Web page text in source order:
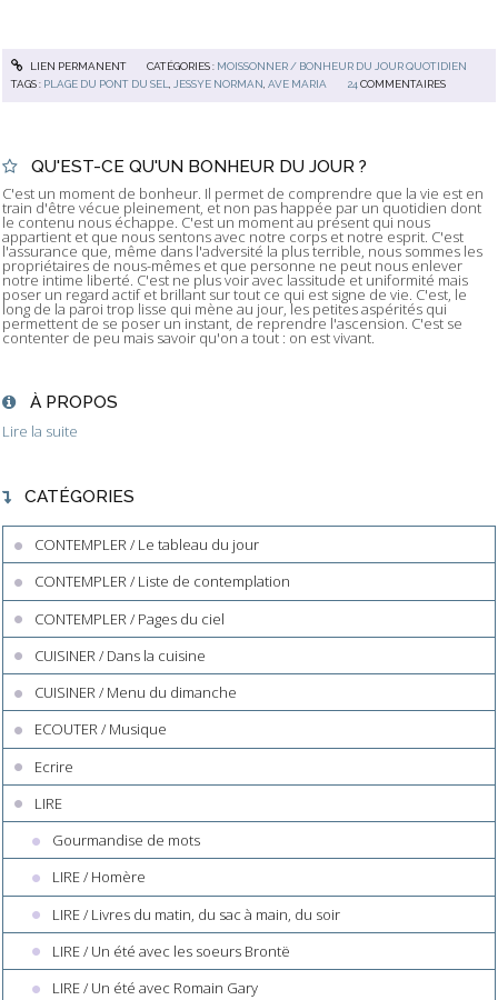
LIEN PERMANENT CATÉGORIES : MOISSONNER / BONHEUR DU JOUR QUOTIDIEN
TAGS : PLAGE DU PONT DU SEL JESSYE NORMAN ,AVE MARIA 24 COMMENTAIRES
QU'EST-CE QU'UN BONHEUR DU JOUR ?
C'est un moment de bonheur. Il permet de comprendre que la vie est en
train d'être vécue pleinement, et non pas happée par un quotidien dont
le contenu nous échappe. C'est un moment au présent qui nous
appartient et que nous sentons avec notre corps et notre esprit. C'est
l'assurance que, même dans l'adversité la plus terrible, nous sommes les
propriétaires de nous-mêmes et que personne ne peut nous enlever
notre intime liberté. C'est ne plus voir avec lassitude et uniformité mais
poser un regard actif et brillant sur tout ce qui est signe de vie. C'est, le
long de la paroi trop lisse qui mène au jour, les petites aspérités qui
permettent de se poser un instant, de reprendre l'ascension. C'est se
contenter de peu mais savoir qu'on a tout : on est vivant.
À PROPOS
Lire la suite
CATÉGORIES
CONTEMPLER / Le tableau du jour
CONTEMPLER / Liste de contemplation
CONTEMPLER / Pages du ciel
CUISINER / Dans la cuisine
CUISINER / Menu du dimanche
ECOUTER / Musique
Ecrire
LIRE
Gourmandise de mots
LIRE / Homère
LIRE / Livres du matin, du sac à main, du soir
LIRE / Un été avec les soeurs Brontë
LIRE / Un été avec Romain Gary